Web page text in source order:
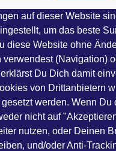
auf dieser Website
um das beste
diese Website ohne
(Navigation)
Du Dich damit
von Drittanbietern
werden. Wenn Du
nicht auf
nutzen, oder Deinen
und/oder Anti-